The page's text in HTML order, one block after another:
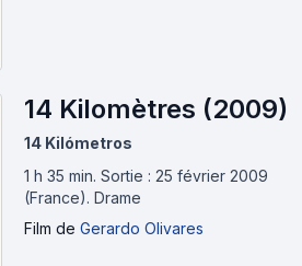
14 Kilomètres (2009)
14 Kilómetros
1 h 35 min. Sortie : 25 février 2009
(France). Drame
Film de Gerardo Olivares